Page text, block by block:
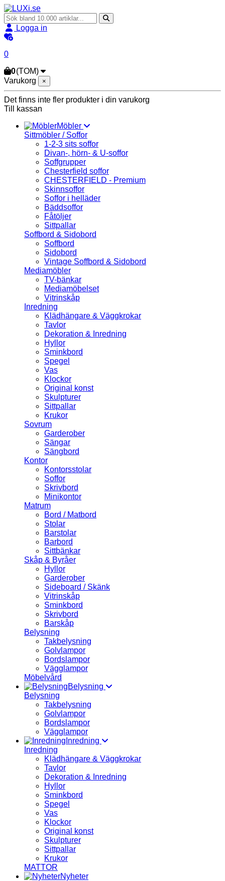
Logga in
0
0(TOM)
Varukorg
×
Det finns inte fler produkter i din varukorg
Till kassan
Möbler
Sittmöbler / Soffor
1-2-3 sits soffor
Divan-, hörn- & U-soffor
Soffgrupper
Chesterfield soffor
CHESTERFIELD - Premium
Skinnsoffor
Soffor i helläder
Bäddsoffor
Fåtöljer
Sittpallar
Soffbord & Sidobord
Soffbord
Sidobord
Vintage Soffbord & Sidobord
Mediamöbler
TV-bänkar
Mediamöbelset
Vitrinskåp
Inredning
Klädhängare & Väggkrokar
Tavlor
Dekoration & Inredning
Hyllor
Sminkbord
Spegel
Vas
Klockor
Original konst
Skulpturer
Sittpallar
Krukor
Sovrum
Garderober
Sängar
Sängbord
Kontor
Kontorsstolar
Soffor
Skrivbord
Minikontor
Matrum
Bord / Matbord
Stolar
Barstolar
Barbord
Sittbänkar
Skåp & Byråer
Hyllor
Garderober
Sideboard / Skänk
Vitrinskåp
Sminkbord
Skrivbord
Barskåp
Belysning
Takbelysning
Golvlampor
Bordslampor
Vägglampor
Möbelvård
Belysning
Belysning
Takbelysning
Golvlampor
Bordslampor
Vägglampor
Inredning
Inredning
Klädhängare & Väggkrokar
Tavlor
Dekoration & Inredning
Hyllor
Sminkbord
Spegel
Vas
Klockor
Original konst
Skulpturer
Sittpallar
Krukor
MATTOR
Nyheter